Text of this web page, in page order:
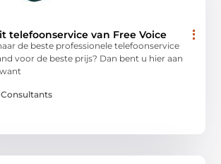
telefoonservice van Free Voice
de beste professionele telefoonservice
voor de beste prijs? Dan bent u hier aan